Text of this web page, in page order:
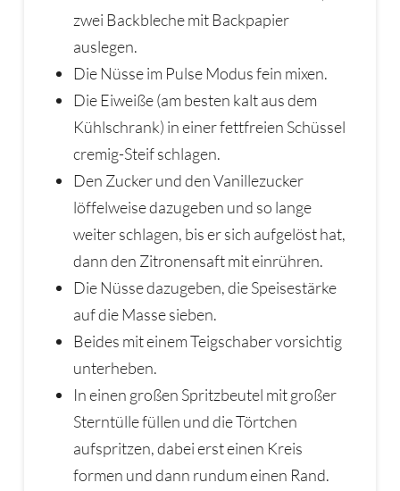
zwei Backbleche mit Backpapier
auslegen.
Die Nüsse im Pulse Modus fein mixen.
Die Eiweiße (am besten kalt aus dem
Kühlschrank) in einer fettfreien Schüssel
cremig-Steif schlagen.
Den Zucker und den Vanillezucker
löffelweise dazugeben und so lange
weiter schlagen, bis er sich aufgelöst hat,
dann den Zitronensaft mit einrühren.
Die Nüsse dazugeben, die Speisestärke
auf die Masse sieben.
Beides mit einem Teigschaber vorsichtig
unterheben.
In einen großen Spritzbeutel mit großer
Sterntülle füllen und die Törtchen
aufspritzen, dabei erst einen Kreis
formen und dann rundum einen Rand.